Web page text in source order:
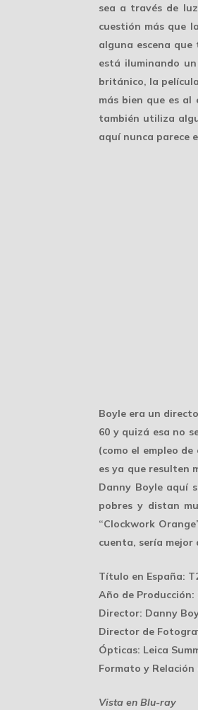
sea a través de
cuestión más que
alguna escena
está iluminando un
británico, la
más bien que es
también utiliza
aquí nunca parece
Boyle era un
60 y quizá esa no
(como el empleo
es ya que resulten
Danny Boyle aquí
pobres y distan
“Clockwork
cuenta, sería mejor
Título en España:
Año de Producción:
Director: Danny
Director de
Ópticas: Leica
Formato y Relación
Vista en Blu-ray